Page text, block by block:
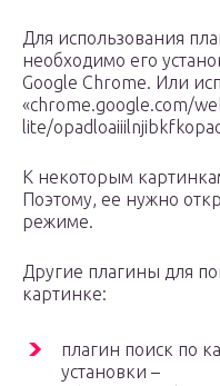
Для использования
необходимо его
Google Chrome. Или
«chrome.google.com/
lite/
К некоторым
Поэтому, ее нужно
режиме.
Другие плагины для
картинке:
плагин поиск по
установки –